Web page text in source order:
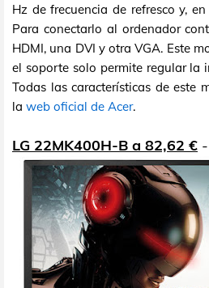
Hz de frecuencia de refresco y,
Para conectarlo al ordenador
HDMI, una DVI y otra VGA. Este
el soporte solo permite regular la
Todas las características de este
la web oficial de Acer.
LG 22MK400H-B a 82,62 € -